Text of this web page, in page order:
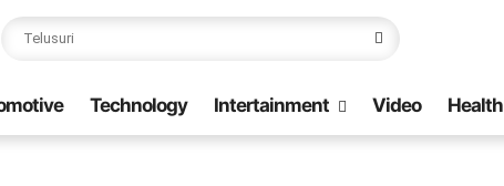
Technology Intertainment Video Health